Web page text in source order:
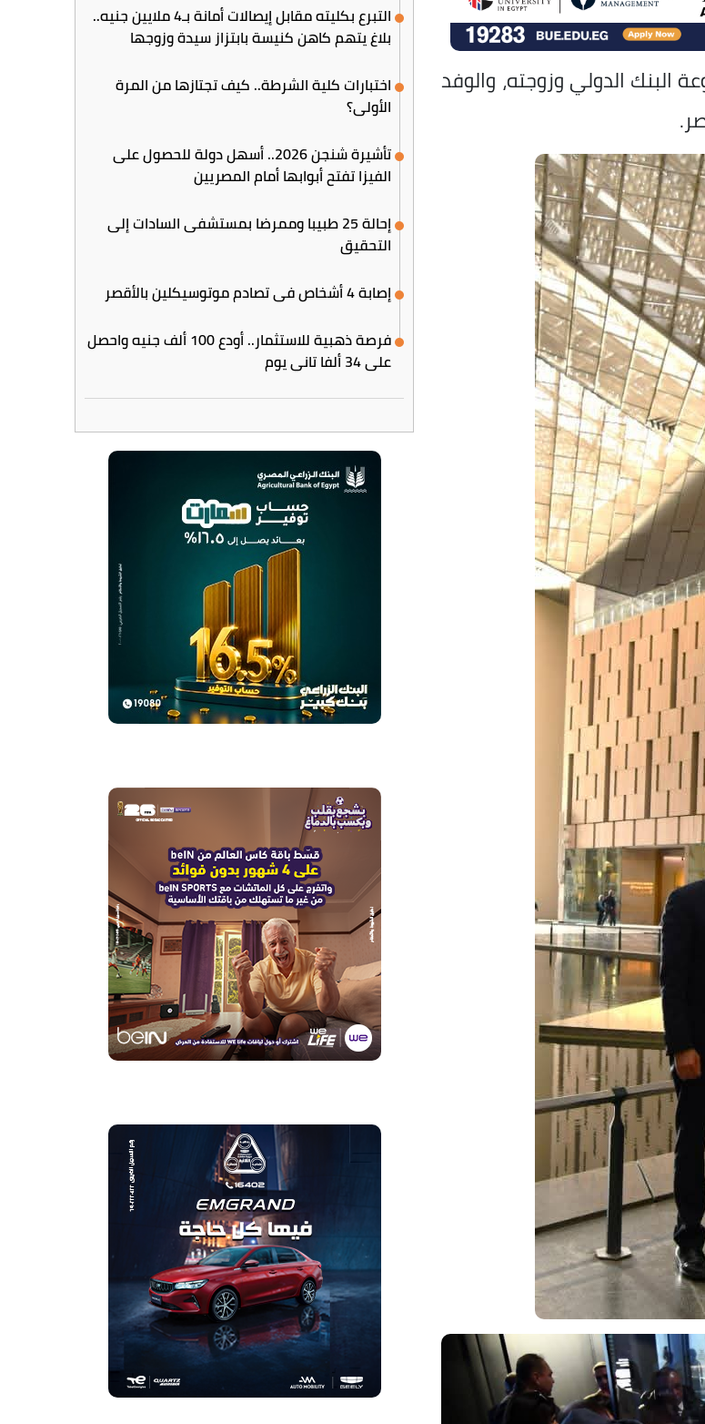
البنك الدولي وزوجته، والوفد
التبرع بكليته مقابل إيصالات أمانة بـ4 ملايين جنيه..
بلاغ يتهم كاهن كنيسة بابتزاز سيدة وزوجها
اختبارات كلية الشرطة.. كيف تجتازها من المرة
الأولى؟
تأشيرة شنجن 2026.. أسهل دولة للحصول على
الفيزا تفتح أبوابها أمام المصريين
إحالة 25 طبيبا وممرضا بمستشفى السادات إلى
التحقيق
إصابة 4 أشخاص في تصادم موتوسيكلين بالأقصر
فرصة ذهبية للاستثمار.. أودع 100 ألف جنيه واحصل
على 34 ألفا تاني يوم